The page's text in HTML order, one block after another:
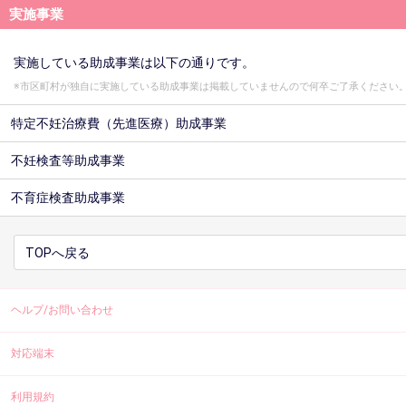
実施事業
実施している助成事業は以下の通りです。
※市区町村が独自に実施している助成事業は掲載していませんので何卒ご了承ください
特定不妊治療費（先進医療）助成事業
不妊検査等助成事業
不育症検査助成事業
TOPへ戻る
ヘルプ/お問い合わせ
対応端末
利用規約